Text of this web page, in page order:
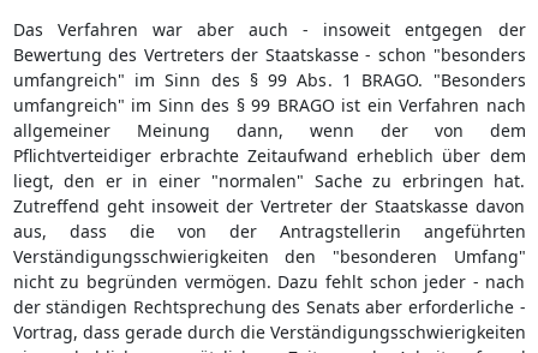
Das Verfahren war aber auch - insoweit entgegen der
Bewertung des Vertreters der Staatskasse - schon "besonders
umfangreich" im Sinn des § 99 Abs. 1 BRAGO. "Besonders
umfangreich" im Sinn des § 99 BRAGO ist ein Verfahren nach
allgemeiner Meinung dann, wenn der von dem
Pflichtverteidiger erbrachte Zeitaufwand erheblich über dem
liegt, den er in einer "normalen" Sache zu erbringen hat.
Zutreffend geht insoweit der Vertreter der Staatskasse davon
aus, dass die von der Antragstellerin angeführten
Verständigungsschwierigkeiten den "besonderen Umfang"
nicht zu begründen vermögen. Dazu fehlt schon jeder - nach
der ständigen Rechtsprechung des Senats aber erforderliche -
Vortrag, dass gerade durch die Verständigungsschwierigkeiten